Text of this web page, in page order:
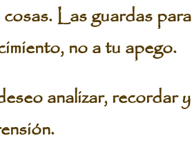
Las guardas para
no a tu apego.
analizar, recordar y